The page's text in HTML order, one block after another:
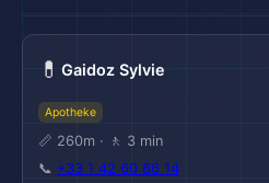
💊 Gaidoz Sylvie
Apotheke
📏 260m · 🚶 3 min
📞 +33 1 42 60 86 14